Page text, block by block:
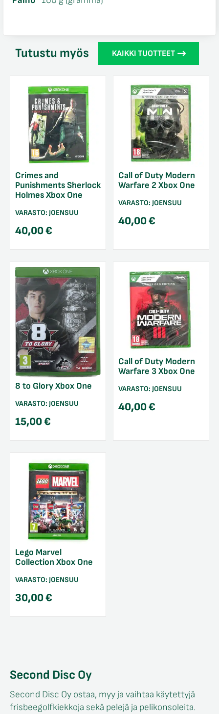
Tutustu myös KAIKKI TUOTTEET
Crimes and
Punishments Sherlock
Holmes Xbox One
VARASTO: JOENSUU
40,00€
Call of Duty Modern
Warfare 2 Xbox One
VARASTO: JOENSUU
40,00€
8 to Glory Xbox One
VARASTO: JOENSUU
15,00€
Call of Duty Modern
Warfare 3 Xbox One
VARASTO: JOENSUU
40,00€
Lego Marvel
Collection Xbox One
VARASTO: JOENSUU
30,00€
Second Disc Oy
Second Disc Oy ostaa, myy ja vaihtaa käytettyjä
frisbeegolfkiekkoja sekä pelejä ja pelikonsoleita.